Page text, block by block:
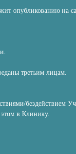
опубликованию на
третьим лицам.
бездействием
этом в Клинику.